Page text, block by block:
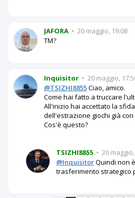
JAFORA • 20 maggio, 19:08
TM?
Inquisitor • 20 maggio,
@TSIZHI8855Ciao, amico.
Come hai fatto a truccare
All'inizio hai accettato la
dell'estrazione giochi già
Cos'è questo?
TSIZHI8855 • 20
@InquisitorQuindi non
trasferimento strategico